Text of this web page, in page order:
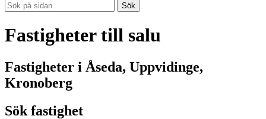
Sök
Fastigheter till salu
Fastigheter i Åseda, Uppvidinge,
Kronoberg
Sök fastighet